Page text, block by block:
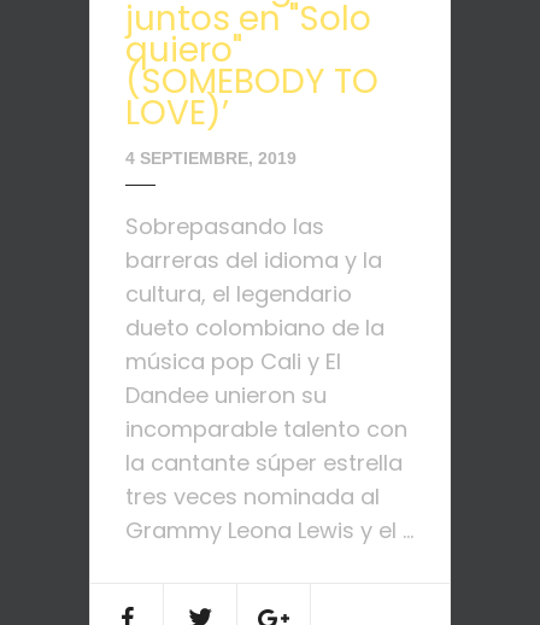
juntos en "Solo
quiero"
(SOMEBODY TO
LOVE)’
4 SEPTIEMBRE, 2019
Sobrepasando las
barreras del idioma y la
cultura, el legendario
dueto colombiano de la
música pop Cali y El
Dandee unieron su
incomparable talento con
la cantante súper estrella
tres veces nominada al
Grammy Leona Lewis y el ...